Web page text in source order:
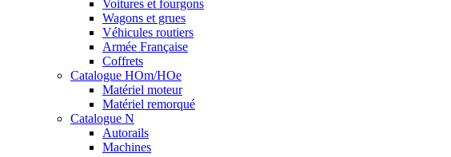
Voitures et fourgons
Wagons et grues
Véhicules routiers
Armée Française
Coffrets
Catalogue HOm/HOe
Matériel moteur
Matériel remorqué
Catalogue N
Autorails
Machines